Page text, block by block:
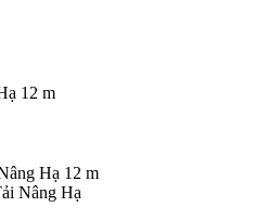
12 m
Hạ 12 m
Nâng Hạ